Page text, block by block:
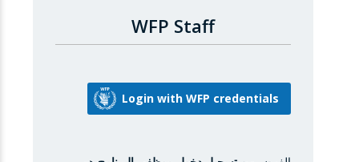
WFP Staff